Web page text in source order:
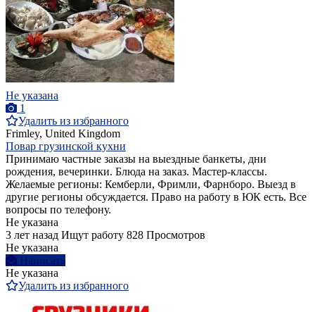
Не указана
1
Удалить из избранного
Frimley, United Kingdom
Повар грузинской кухни
Принимаю частные заказы на выездные банкеты, дни
рождения, вечеринки. Блюда на заказ. Мастер-классы.
Желаемые регионы: Кемберли, Фримли, Фарнборо. Выезд в
другие регионы обсуждается. Право на работу в ЮК есть. Все
вопросы по телефону.
Не указана
3 лет назад Ищут работу 828 Просмотров
Не указана
Написать
Не указана
Удалить из избранного